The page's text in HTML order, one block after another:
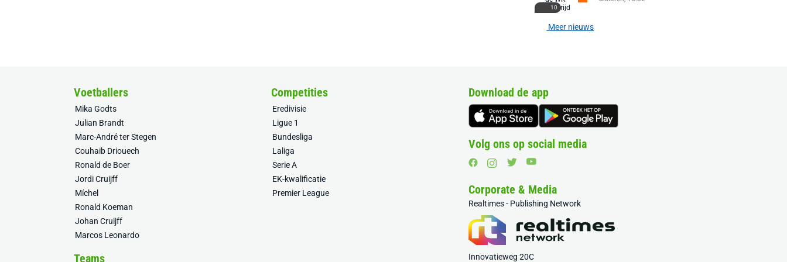
10
Meer nieuws
Voetballers
Mika Godts
Julian Brandt
Marc-André ter Stegen
Couhaib Driouech
Ronald de Boer
Jordi Cruijff
Míchel
Ronald Koeman
Johan Cruijff
Marcos Leonardo
Competities
Eredivisie
Ligue 1
Bundesliga
Laliga
Serie A
EK-kwalificatie
Premier League
Teams
Download de app
Volg ons op social media
Corporate & Media
Realtimes - Publishing Network
Innovatieweg 20C